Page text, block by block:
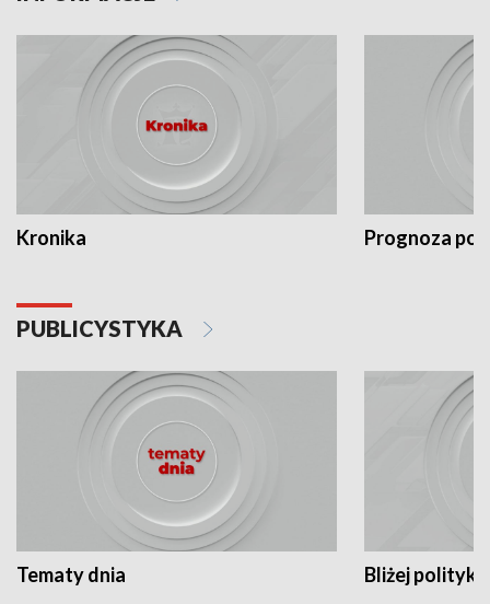
Kronika Prognoza
PUBLICYSTYKA
Tematy dnia Bliżej polityki